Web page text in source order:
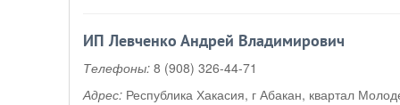
ИП Левченко Андрей Владимирович
Телефоны: 8 (908) 326-44-71
Адрес: Республика Хакасия, г Абакан, квартал